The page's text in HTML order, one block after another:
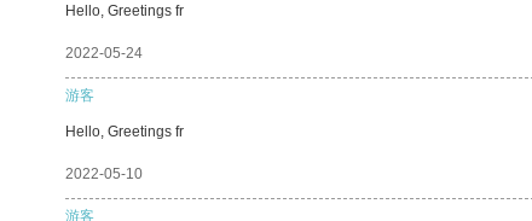
Hello, Greetings fr
2022-05-24
游客
Hello, Greetings fr
2022-05-10
游客